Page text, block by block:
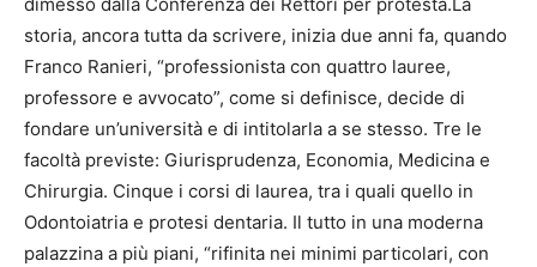
storia, ancora tutta da scrivere, inizia due anni fa, quando
Franco Ranieri, “professionista con quattro lauree,
professore e avvocato”, come si definisce, decide di
fondare un’università e di intitolarla a se stesso. Tre le
facoltà previste: Giurisprudenza, Economia, Medicina e
Chirurgia. Cinque i corsi di laurea, tra i quali quello in
Odontoiatria e protesi dentaria. Il tutto in una moderna
palazzina a più piani, “rifinita nei minimi particolari, con